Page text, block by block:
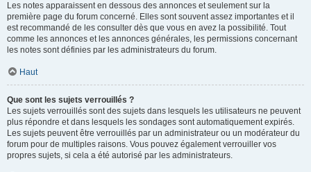
Les notes apparaissent en dessous des annonces et seulement sur la
première page du forum concerné. Elles sont souvent assez importantes et il
est recommandé de les consulter dès que vous en avez la possibilité. Tout
comme les annonces et les annonces générales, les permissions concernant
les notes sont définies par les administrateurs du forum.
Haut
Que sont les sujets verrouillés ?
Les sujets verrouillés sont des sujets dans lesquels les utilisateurs ne peuvent
plus répondre et dans lesquels les sondages sont automatiquement expirés.
Les sujets peuvent être verrouillés par un administrateur ou un modérateur du
forum pour de multiples raisons. Vous pouvez également verrouiller vos
propres sujets, si cela a été autorisé par les administrateurs.